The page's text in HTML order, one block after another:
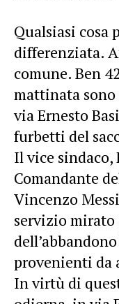
Qualsiasi cosa
differenziata.
comune. Ben
mattinata
via Ernesto
furbetti del
Il vice sindaco,
Comandante
Vincenzo
servizio mirato
provenienti da
In virtù di